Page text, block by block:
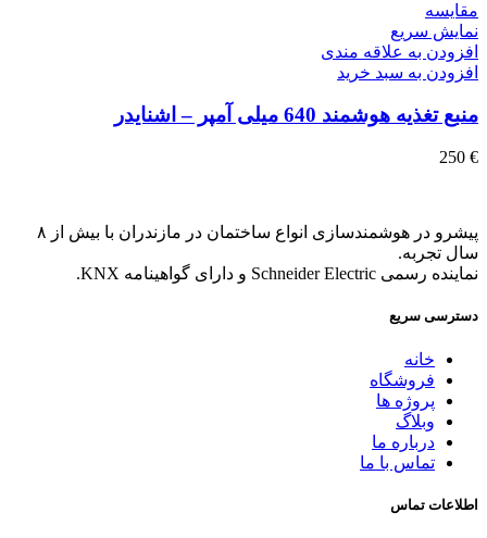
مقايسه
نمایش سریع
افزودن به علاقه مندی
افزودن به سبد خرید
منبع تغذیه هوشمند 640 میلی آمپر – اشنایدر
250 €
پیشرو در هوشمندسازی انواع ساختمان در مازندران با بیش از ۸
سال تجربه.
نماینده رسمی Schneider Electric و دارای گواهینامه KNX.
دسترسی سریع
خانه
فروشگاه
پروژه ها
وبلاگ
درباره ما
تماس با ما
اطلاعات تماس